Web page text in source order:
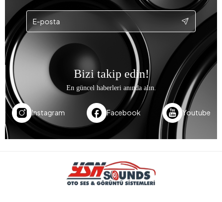
Bizi takip edin!
En güncel haberleri anında alın.
Instagram Facebook Youtube